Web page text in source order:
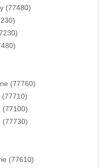
(77480)
(77760)
(77710)
(77100)
(77730)
(77610)